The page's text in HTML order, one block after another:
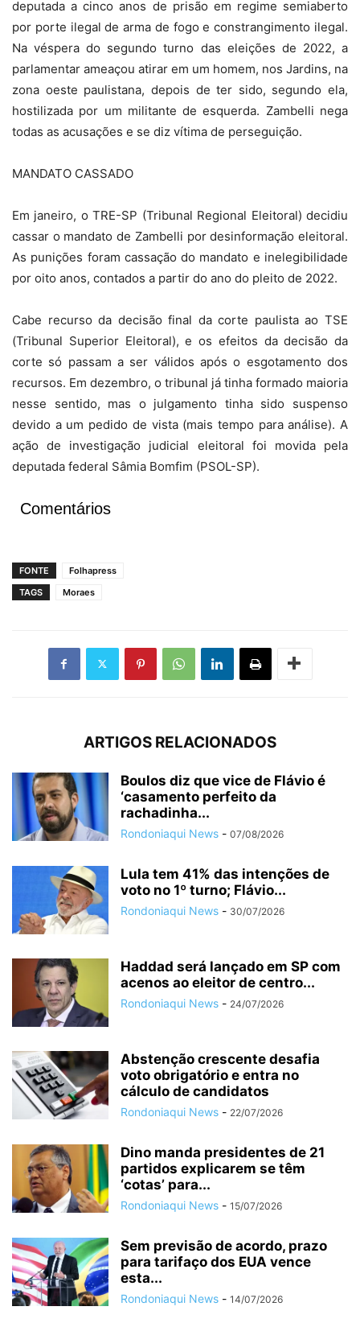
deputada a cinco anos de prisão em regime semiaberto
por porte ilegal de arma de fogo e constrangimento ilegal.
Na véspera do segundo turno das eleições de 2022, a
parlamentar ameaçou atirar em um homem, nos Jardins, na
zona oeste paulistana, depois de ter sido, segundo ela,
hostilizada por um militante de esquerda. Zambelli nega
todas as acusações e se diz vítima de perseguição.
MANDATO CASSADO
Em janeiro, o TRE-SP (Tribunal Regional Eleitoral) decidiu
cassar o mandato de Zambelli por desinformação eleitoral.
As punições foram cassação do mandato e inelegibilidade
por oito anos, contados a partir do ano do pleito de 2022.
Cabe recurso da decisão final da corte paulista ao TSE
(Tribunal Superior Eleitoral), e os efeitos da decisão da
corte só passam a ser válidos após o esgotamento dos
recursos. Em dezembro, o tribunal já tinha formado maioria
nesse sentido, mas o julgamento tinha sido suspenso
devido a um pedido de vista (mais tempo para análise). A
ação de investigação judicial eleitoral foi movida pela
deputada federal Sâmia Bomfim (PSOL-SP).
Comentários
FONTE
Folhapress
TAGS
Moraes
ARTIGOS RELACIONADOS
Boulos diz que vice de Flávio é
‘casamento perfeito da
rachadinha...
Rondoniaqui News - 07/08/2026
Lula tem 41% das intenções de
voto no 1º turno; Flávio...
Rondoniaqui News - 30/07/2026
Haddad será lançado em SP com
acenos ao eleitor de centro...
Rondoniaqui News - 24/07/2026
Abstenção crescente desafia
voto obrigatório e entra no
cálculo de candidatos
Rondoniaqui News - 22/07/2026
Dino manda presidentes de 21
partidos explicarem se têm
‘cotas’ para...
Rondoniaqui News - 15/07/2026
Sem previsão de acordo, prazo
para tarifaço dos EUA vence
esta...
Rondoniaqui News - 14/07/2026